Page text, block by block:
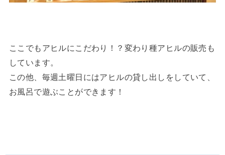
ここでもアヒルにこだわり！？変わり種アヒルの販売も
しています。
この他、毎週土曜日にはアヒルの貸し出しをしていて、
お風呂で遊ぶことができます！